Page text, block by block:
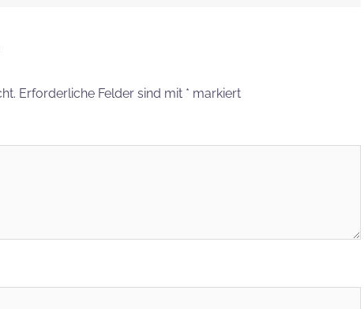
Erforderliche Felder sind mit * markiert